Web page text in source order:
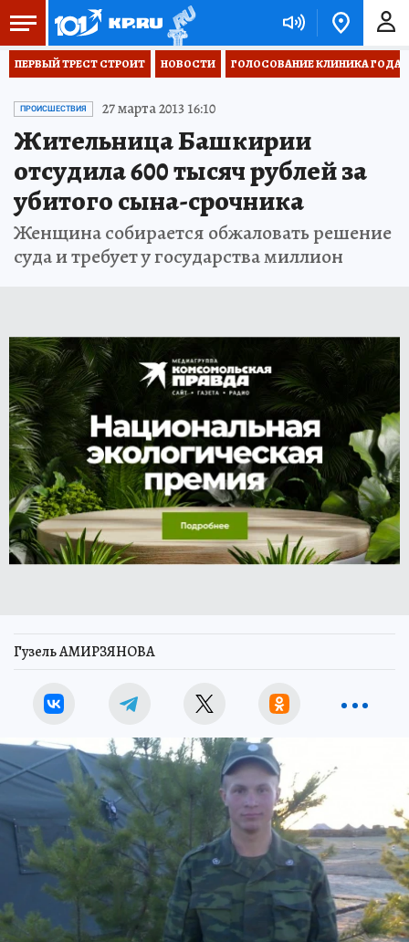
ПЕРВЫЙ ТРЕСТ СТРОИТ НОВОСТИ ГОЛОСОВАНИЕ КЛИНИКА ГОДА
ПРОИСШЕСТВИЯ 27 марта 2013 16:10
Жительница Башкирии
отсудила 600 тысяч рублей за
убитого сына-срочника
Женщина собирается обжаловать решение
суда и требует у государства миллион
Гузель АМИРЗЯНОВА